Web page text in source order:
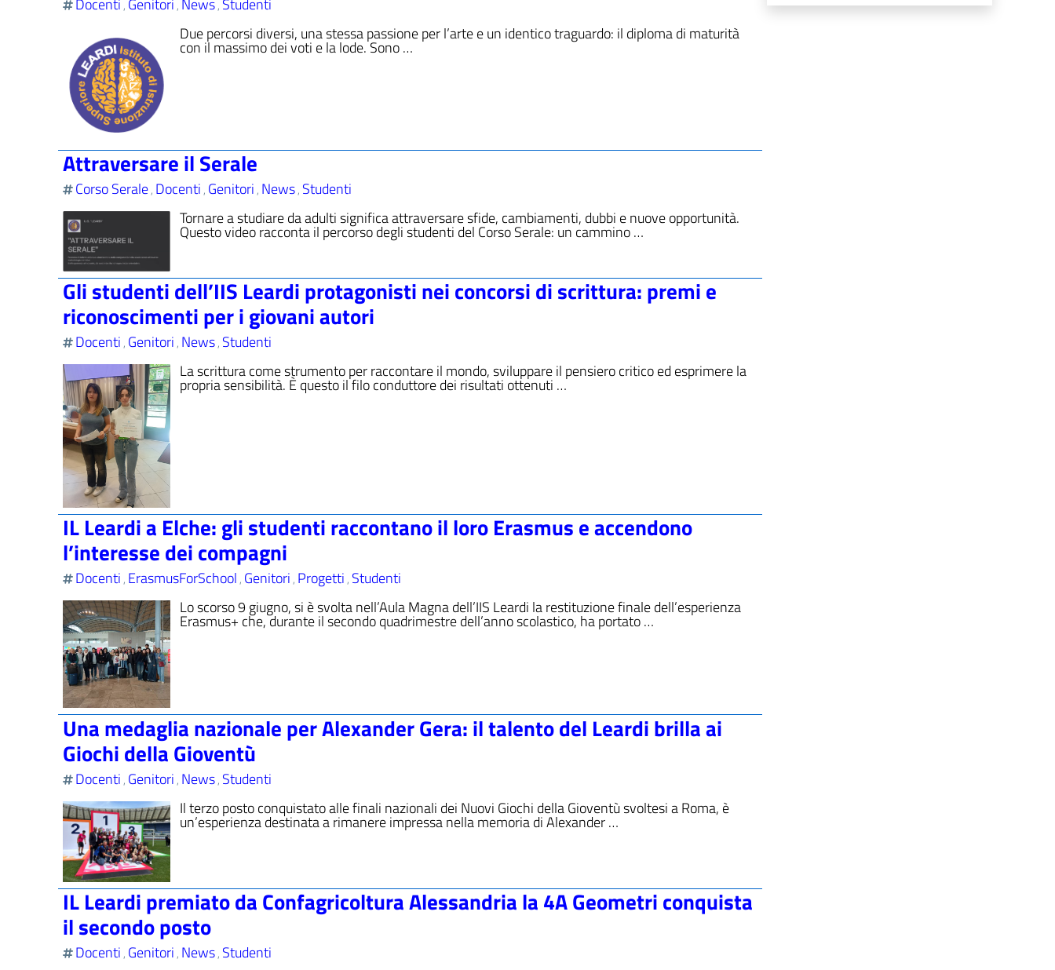
Docenti, Genitori, News, Studenti
Due percorsi diversi, una stessa passione per l’arte e un identico traguardo: il diploma di maturità
con il massimo dei voti e la lode. Sono …
Attraversare il Serale
Corso Serale, Docenti, Genitori, News, Studenti
Tornare a studiare da adulti significa attraversare sfide, cambiamenti, dubbi e nuove opportunità.
Questo video racconta il percorso degli studenti del Corso Serale: un cammino …
Gli studenti dell’IIS Leardi protagonisti nei concorsi di scrittura: premi e
riconoscimenti per i giovani autori
Docenti, Genitori, News, Studenti
La scrittura come strumento per raccontare il mondo, sviluppare il pensiero critico ed esprimere la
propria sensibilità. È questo il filo conduttore dei risultati ottenuti …
IL Leardi a Elche: gli studenti raccontano il loro Erasmus e accendono
l’interesse dei compagni
Docenti, ErasmusForSchool, Genitori, Progetti, Studenti
Lo scorso 9 giugno, si è svolta nell’Aula Magna dell’IIS Leardi la restituzione finale dell’esperienza
Erasmus+ che, durante il secondo quadrimestre dell’anno scolastico, ha portato …
Una medaglia nazionale per Alexander Gera: il talento del Leardi brilla ai
Giochi della Gioventù
Docenti, Genitori, News, Studenti
Il terzo posto conquistato alle finali nazionali dei Nuovi Giochi della Gioventù svoltesi a Roma, è
un’esperienza destinata a rimanere impressa nella memoria di Alexander …
IL Leardi premiato da Confagricoltura Alessandria la 4A Geometri conquista
il secondo posto
Docenti, Genitori, News, Studenti